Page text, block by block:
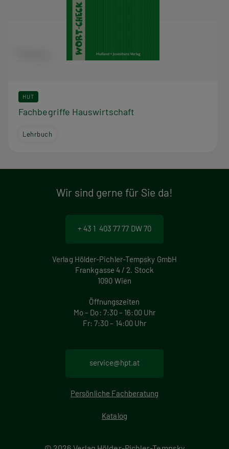
HUT
Fachbegriffe Hauswirtschaft
Lehrbuch
Wir sind gerne für Sie da!
+ 43 1 403 77 77 DW 70
Verlag Hölder-Pichler-Tempsky GmbH
Frankgasse 4 / 2. Stock
1090 Wien
Öffnungszeiten
Mo – Do: 7:30 – 16:00 Uhr
Fr: 7:30 – 14:00 Uhr
service@hpt.at
Persönliche Fachberatung
Katalog